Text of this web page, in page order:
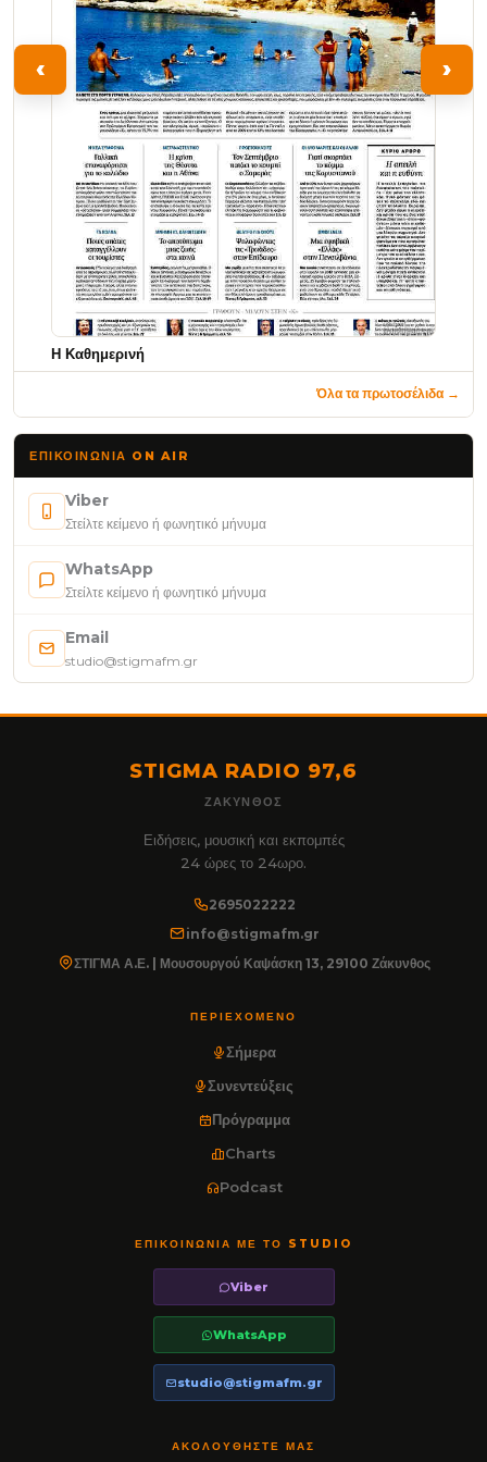
‹
Η Καθημερινή
›
Όλα τα πρωτοσέλιδα →
ΕΠΙΚΟΙΝΩΝΊΑ ON AIR
Viber
Στείλτε κείμενο ή φωνητικό μήνυμα
WhatsApp
Στείλτε κείμενο ή φωνητικό μήνυμα
Email
studio@stigmafm.gr
STIGMA RADIO 97,6
ΖΆΚΥΝΘΟΣ
Ειδήσεις, μουσική και εκπομπές
24 ώρες το 24ωρο.
2695022222
info@stigmafm.gr
ΣΤΙΓΜΑ Α.Ε. | Μουσουργού Καψάσκη 13, 29100 Ζάκυνθος
ΠΕΡΙΕΧΌΜΕΝΟ
Σήμερα
Συνεντεύξεις
Πρόγραμμα
Charts
Podcast
ΕΠΙΚΟΙΝΩΝΊΑ ΜΕ ΤΟ STUDIO
Viber
WhatsApp
studio@stigmafm.gr
ΑΚΟΛΟΥΘΉΣΤΕ ΜΑΣ